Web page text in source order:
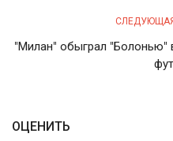
English Русский
"Милан" обыграл "Болонью"
ОЦЕНИТЬ